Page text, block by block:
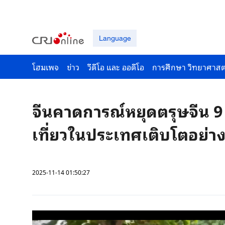
Language
โฮมเพจ ข่าว วีดีโอ และ ออดีโอ การศึกษา วิทยาศาส
จีนคาดการณ์หยุดตรุษจีน
เที่ยวในประเทศเติบโตอย่า
2025-11-14 01:50:27